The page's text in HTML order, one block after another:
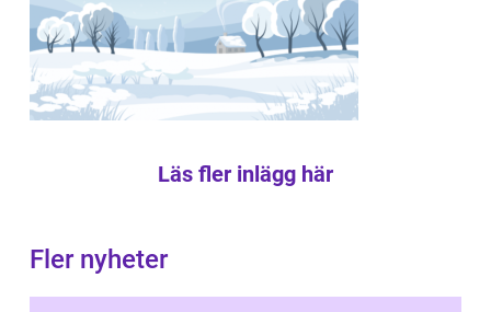
Läs fler inlägg här
Fler nyheter